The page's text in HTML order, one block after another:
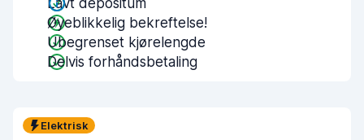
Lavt depositum
Øyeblikkelig bekreftelse!
Ubegrenset kjørelengde
Delvis forhåndsbetaling
Elektrisk